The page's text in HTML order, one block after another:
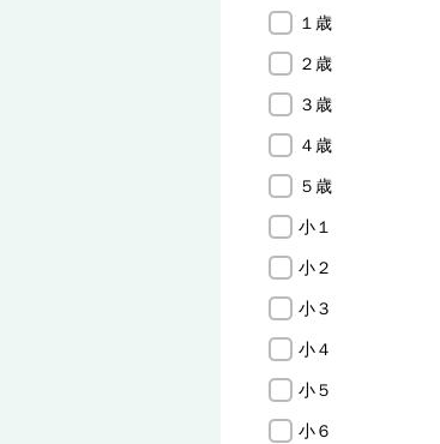
１歳
２歳
３歳
４歳
５歳
小１
小２
小３
小４
小５
小６